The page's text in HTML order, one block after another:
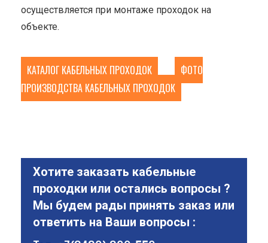
осуществляется при монтаже проходок на
объекте.
КАТАЛОГ КАБЕЛЬНЫХ ПРОХОДОК
ФОТО
ПРОИЗВОДСТВА КАБЕЛЬНЫХ ПРОХОДОК
Хотите заказать кабельные
проходки или остались вопросы ?
Мы будем рады принять заказ или
ответить на Ваши вопросы :